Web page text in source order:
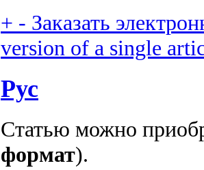
+ - Заказать
version of a single
Рус
Статью можно
формат).